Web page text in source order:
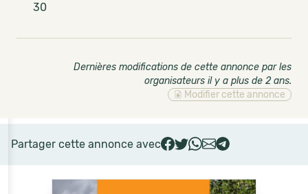
30
Dernières modifications de cette annonce par les
organisateurs il y a plus de 2 ans.
Modifier cette annonce
Partager cette annonce avec